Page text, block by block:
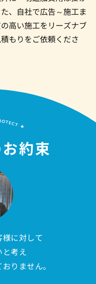
、自社で広告～施工ま
高い施工をリーズナブ
もりをご依頼くださ
約束
に対して
考え
りません。